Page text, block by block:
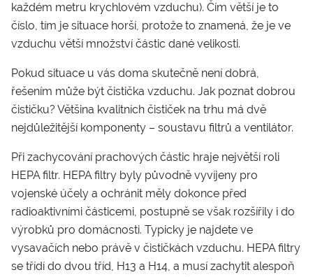
každém metru krychlovém vzduchu). Čím větší je to
číslo, tím je situace horší, protože to znamená, že je ve
vzduchu větší množství částic dané velikosti.
Pokud situace u vás doma skutečně není dobrá,
řešením může být čistička vzduchu. Jak poznat dobrou
čističku? Většina kvalitních čističek na trhu má dvě
nejdůležitější komponenty – soustavu filtrů a ventilátor.
Při zachycování prachových částic hraje největší roli
HEPA filtr. HEPA filtry byly původně vyvíjeny pro
vojenské účely a ochránit měly dokonce před
radioaktivními částicemi, postupně se však rozšířily i do
výrobků pro domácnosti. Typicky je najdete ve
vysavačích nebo právě v čističkách vzduchu. HEPA filtry
se třídí do dvou tříd, H13 a H14, a musí zachytit alespoň